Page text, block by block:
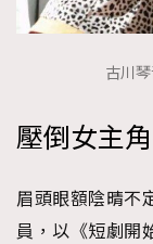
古川
壓倒女主
眉頭眼額陰晴不
員，以《短劇開